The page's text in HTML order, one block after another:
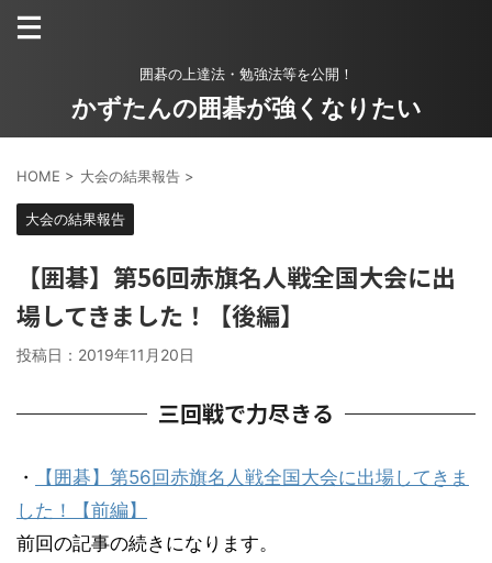
囲碁の上達法・勉強法等を公開！
かずたんの囲碁が強くなりたい
HOME > 大会の結果報告 >
大会の結果報告
【囲碁】第56回赤旗名人戦全国大会に出
場してきました！【後編】
投稿日： 2019年11月20日
三回戦で力尽きる
・
【囲碁】第56回赤旗名人戦全国大会に出場してきま
した！【前編】
前回の記事の続きになります。